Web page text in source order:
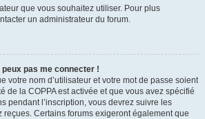
que vous souhaitez utiliser. Pour plus
un administrateur du forum.
pas me connecter !
votre nom d’utilisateur et votre mot de passe soient
de la COPPA est activée et que vous avez spécifié
pendant l’inscription, vous devrez suivre les
reçues. Certains forums exigeront également que